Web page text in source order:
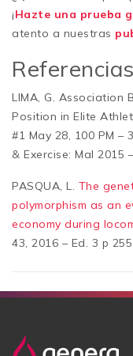
¡Hazte una prueba
atento a nuestras
Referencias
LIMA, G. Association
Position in Elite
#1 May 28, 100 PM –
& Exercise: MaI 2015
PASQUA, L. The
polymorphism as an
economy during
43, 2016 – Ed. 3 p